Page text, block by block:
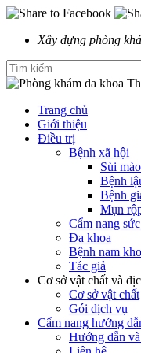
Xây dựng phòng
Trang chủ
Giới thiệu
Điều trị
Bệnh xã hội
Sùi
Bệnh
Bệnh
Mụn
Cẩm nang
Đa khoa
Bệnh nam
Tác giả
Cơ sở vật chất và
Cơ sở vật chất
Gói dịch vụ
Cẩm nang hướng
Hướng dẫn